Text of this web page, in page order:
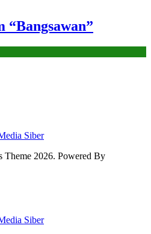
Siber
Theme 2026. Powered By
Siber